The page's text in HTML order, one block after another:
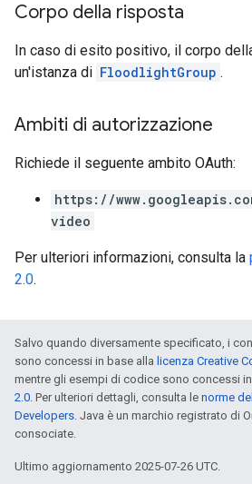
Corpo della risposta
In caso di esito positivo, il corpo
un'istanza di FloodlightGroup .
Ambiti di autorizzazione
Richiede il seguente ambito OAuth:
https://
video
Per ulteriori informazioni, consulta la
2.0.
Salvo quando diversamente specificato, i
sono concessi in base alla licenza Creative
mentre gli esempi di codice sono concessi
2.0. Per ulteriori dettagli, consulta le norme
Developers. Java è un marchio registrato di
consociate.
Ultimo aggiornamento 2025-07-26 UTC.